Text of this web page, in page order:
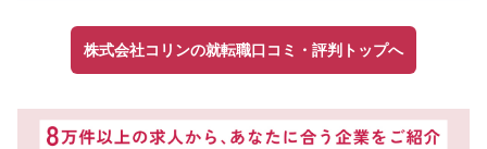
株式会社コリンの就転職口コミ・評判トップへ